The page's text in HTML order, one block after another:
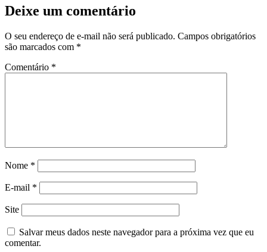
Deixe um comentário
O seu endereço de e-mail não será publicado. Campos obrigatórios
são marcados com *
Comentário *
Nome *
E-mail *
Site
Salvar meus dados neste navegador para a próxima vez que eu
comentar.